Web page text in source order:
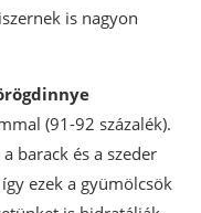
is nagyon
(91-92 százalék).
barack és a szeder
ezek a gyümölcsök